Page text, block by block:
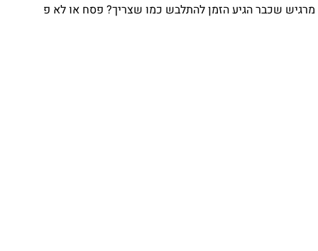
שכבר הגיע הזמן להתלבש כמו שצריך? פסח או לא פ